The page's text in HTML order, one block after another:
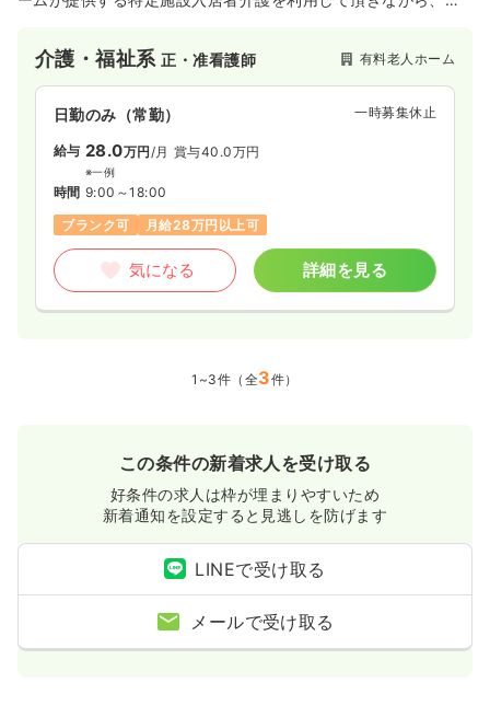
介護・福祉系正・准看護師 有料老人ホーム
日勤のみ（常勤） 一時募集休止
給与 28.0万円/月 賞与40.0万円
※一例
時間 9:00～18:00
ブランク可
月給28万円以上可
気になる 詳細を見る
1~3件（全3件）
この条件の新着求人を受け取る
好条件の求人は枠が埋まりやすいため
新着通知を設定すると見逃しを防げます
LINEで受け取る
メールで受け取る